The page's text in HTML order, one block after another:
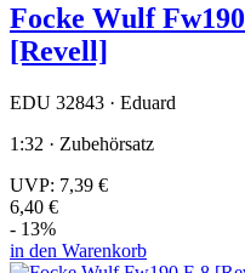
Focke Wulf
[Revell]
EDU 32843 · Eduard
1:32 · Zubehörsatz
UVP: 7,39 €
6,40 €
- 13%
in den Warenkorb